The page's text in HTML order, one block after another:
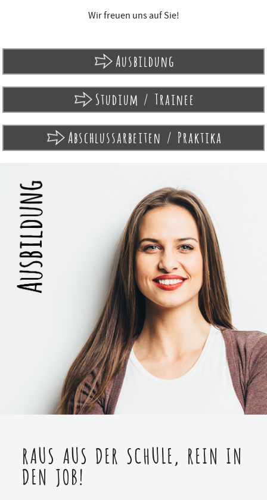
Wir freuen uns auf Sie!
Ausbildung
Studium / Trainee
Abschlussarbeiten / Praktika
RAUS AUS DER SCHULE, REIN IN
DEN JOB!